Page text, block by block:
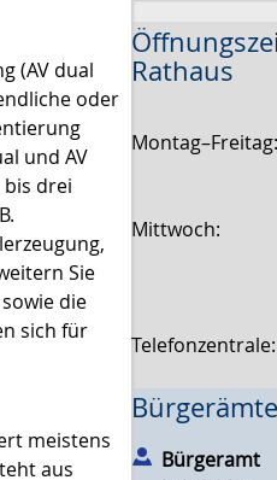
(AV dual
oder
und AV
bis drei
Sie
die
sich für
meistens
aus
Rathaus
Mittwoch:
Bürgeramt